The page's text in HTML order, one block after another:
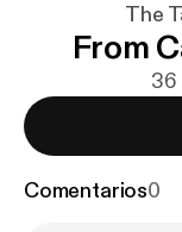
The
From
36
Comentarios0